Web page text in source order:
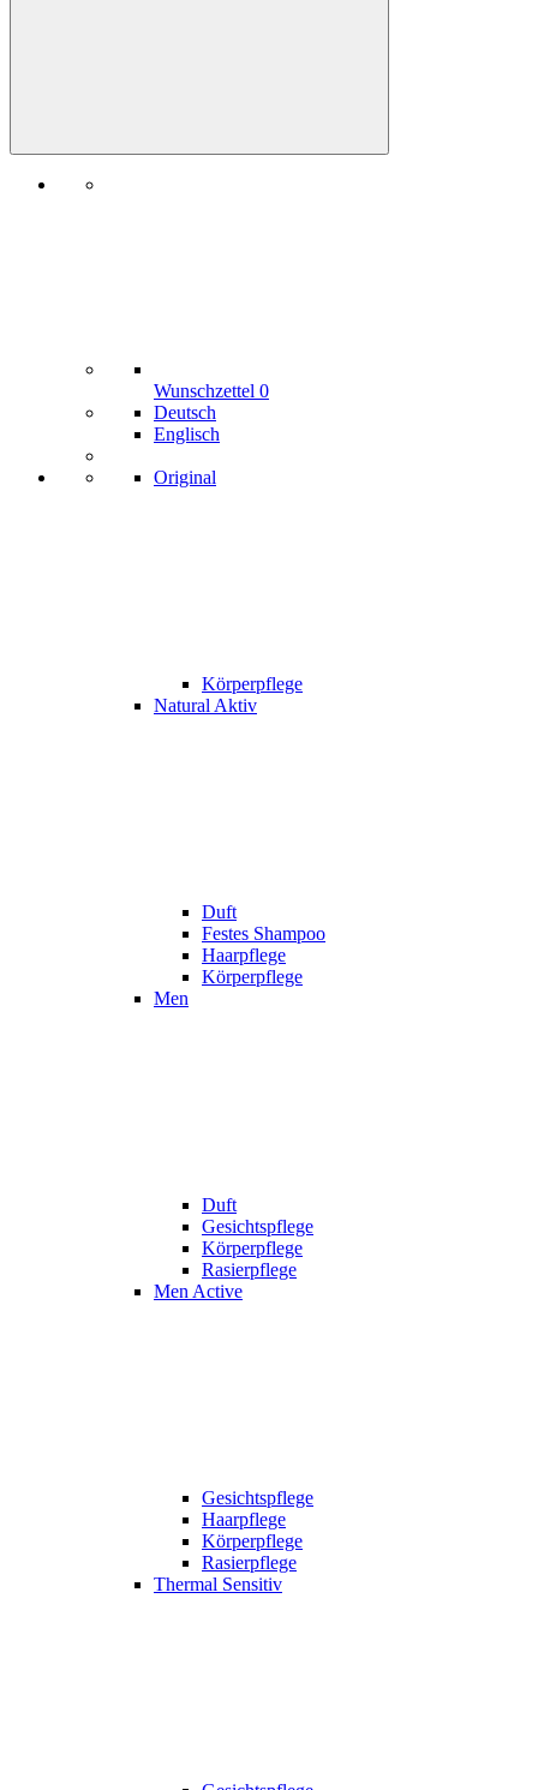
Wunschzettel 0
Deutsch
Englisch
Original
Körperpflege
Natural Aktiv
Duft
Festes Shampoo
Haarpflege
Körperpflege
Men
Duft
Gesichtspflege
Körperpflege
Rasierpflege
Men Active
Gesichtspflege
Haarpflege
Körperpflege
Rasierpflege
Thermal Sensitiv